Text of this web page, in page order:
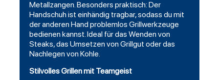
Metallzangen. Besonders praktisch: Der
Handschuh ist einhändig tragbar, sodass du mit
der anderen Hand problemlos Grillwerkzeuge
bedienen kannst. Ideal für das Wenden von
Steaks, das Umsetzen von Grillgut oder das
Nachlegen von Kohle.
Stilvolles Grillen mit Teamgeist